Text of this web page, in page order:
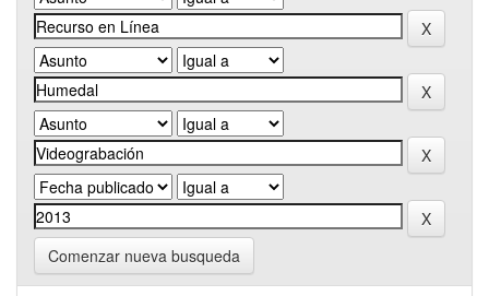
Comenzar nueva busqueda